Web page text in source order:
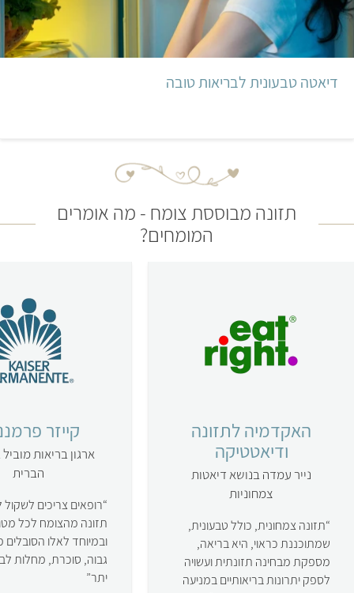
דיאטה טבעונית לבריאות טובה
תזונה מבוססת צומח - מה אומרים
המומחים?
האקדמיה לתזונה
ודיאטטיקה
נייר עמדה בנושא דיאטות
צמחוניות
תזונה צמחונית, כולל טבעונית,
שמתוכננת כראוי, היא בריאה,
מספקת מבחינה תזונתית ועשויה
לספק יתרונות בריאותיים במניעה
קייזר
ארגון בריאות
הברית
רופאים צריכים
תזונה מהצומח לכל
ובמיוחד לאלו
גבוה, סוכרת, מחלות
יתר